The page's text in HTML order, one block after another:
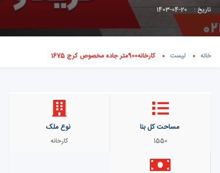
تاریخ : 20-04-1403
خانه لیست کارخانه900متر جاده مخصوص کرج 1675
مساحت کل بنا
1550
نوع ملک
کارخانه